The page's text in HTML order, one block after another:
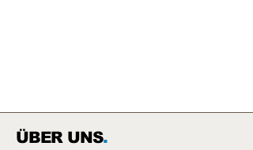
ÜBER UNS.